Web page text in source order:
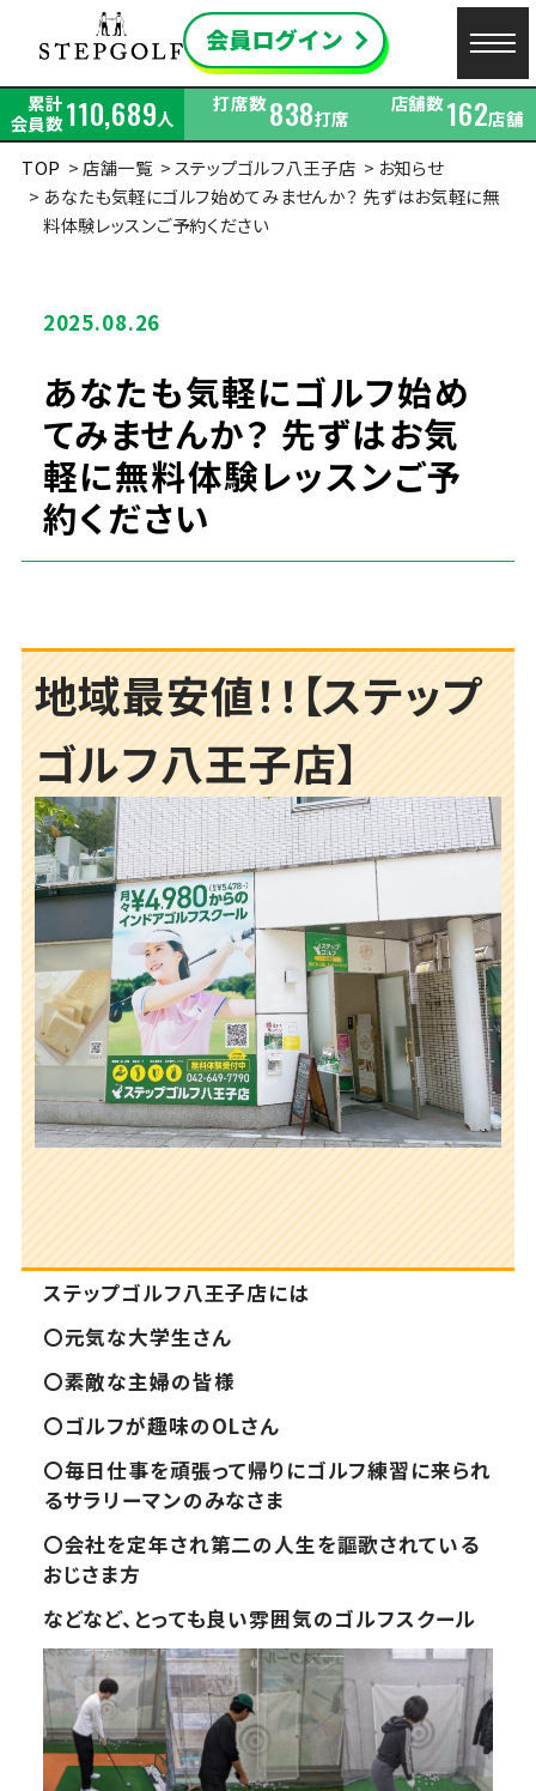
累計
会員数110,689人
打席数838打席
店舗数162店舗
TOP
店舗一覧 ステップゴルフ八王子店
お知らせ
あなたも気軽にゴルフ始めてみませんか？ 先ずはお気軽に無
料体験レッスンご予約ください
2025.08.26
あなたも気軽にゴルフ始め
てみませんか？ 先ずはお気
軽に無料体験レッスンご予
約ください
地域最安値！！【ステップ
ゴルフ八王子店】
ステップゴルフ八王子店には
〇元気な大学生さん
〇素敵な主婦の皆様
〇ゴルフが趣味のOLさん
〇毎日仕事を頑張って帰りにゴルフ練習に来られ
るサラリーマンのみなさま
〇会社を定年され第二の人生を謳歌されている
おじさま方
などなど、とっても良い雰囲気のゴルフスクール